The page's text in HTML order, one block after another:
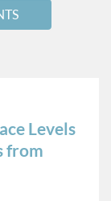
Levels
from